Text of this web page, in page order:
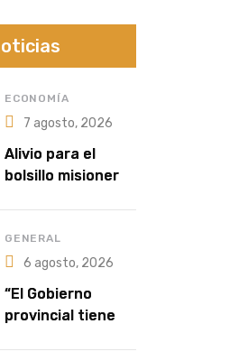
ECONOMÍA
7 agosto, 2026
Alivio para el
bolsillo misionero |
con cuotas
accesibles y
GENERAL
6 agosto, 2026
“El Gobierno
provincial tiene a